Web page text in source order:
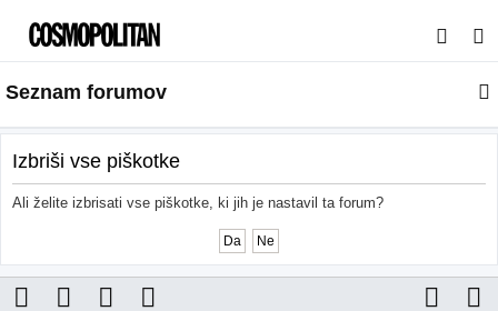
s
a
j
Seznam forumov
Izbriši vse piškotke
Ali želite izbrisati vse piškotke, ki jih je nastavil ta forum?